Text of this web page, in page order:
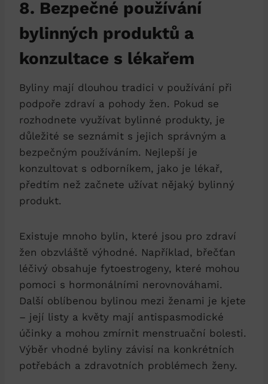
8. Bezpečné používání
bylinných produktů a
konzultace s lékařem
Byliny mají dlouhou tradici v používání při
podpoře zdraví a pohody žen. Pokud se
rozhodnete využívat bylinné produkty, je
důležité se seznámit s jejich správným a
bezpečným používáním. Nejlepší je
konzultovat s odborníkem, jako je lékař,
předtím než začnete užívat nějaký bylinný
produkt.
Existuje mnoho bylin, které jsou pro zdraví
žen obzvláště výhodné. Například, břečťan
léčivý obsahuje fytoestrogeny, které mohou
pomoci s hormonálními nerovnováhami.
Další oblíbenou bylinou mezi ženami je kjete
– její listy a květy mají antispasmodické
účinky a mohou zmírnit menstruační bolesti.
Výběr vhodné byliny závisí na konkrétních
potřebách a zdravotních problémech ženy.